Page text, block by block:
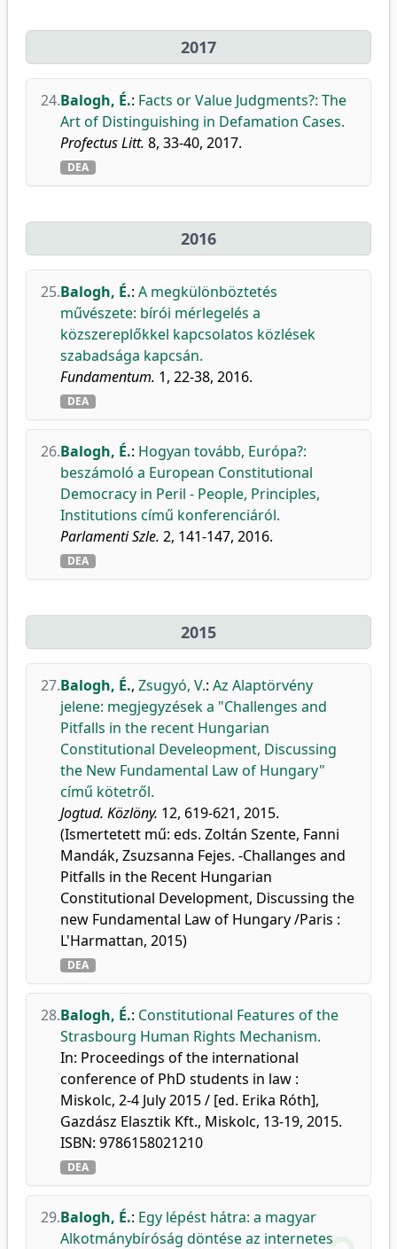
2017
24.Balogh, É.: Facts or Value Judgments?: The
Art of Distinguishing in Defamation Cases.
Profectus Litt. 8, 33-40, 2017.
DEA
2016
25.Balogh, É.: A megkülönböztetés
művészete: bírói mérlegelés a
közszereplőkkel kapcsolatos közlések
szabadsága kapcsán.
Fundamentum. 1, 22-38, 2016.
DEA
26.Balogh, É.: Hogyan tovább, Európa?:
beszámoló a European Constitutional
Democracy in Peril - People, Principles,
Institutions című konferenciáról.
Parlamenti Szle. 2, 141-147, 2016.
DEA
2015
27.Balogh, É., Zsugyó, V.: Az Alaptörvény
jelene: megjegyzések a "Challenges and
Pitfalls in the recent Hungarian
Constitutional Develeopment, Discussing
the New Fundamental Law of Hungary"
című kötetről.
Jogtud. Közlöny. 12, 619-621, 2015.
(Ismertetett mű: eds. Zoltán Szente, Fanni
Mandák, Zsuzsanna Fejes. -Challanges and
Pitfalls in the Recent Hungarian
Constitutional Development, Discussing the
new Fundamental Law of Hungary /Paris :
L'Harmattan, 2015)
DEA
28.Balogh, É.: Constitutional Features of the
Strasbourg Human Rights Mechanism.
In: Proceedings of the international
conference of PhD students in law :
Miskolc, 2-4 July 2015 / [ed. Erika Róth],
Gazdász Elasztik Kft., Miskolc, 13-19, 2015.
ISBN: 9786158021210
DEA
29.Balogh, É.: Egy lépést hátra: a magyar
Alkotmánybíróság döntése az internetes